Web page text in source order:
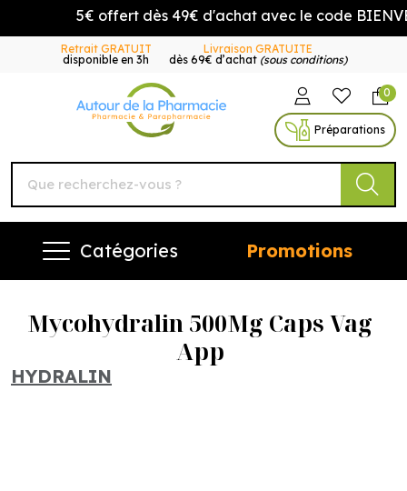
5€ offert dès 49€ d'achat avec le code
Retrait GRATUIT
disponible en 3h
Livraison GRATUITE
dès 69€ d’achat (sous conditions)
Autour de la Pharmacie
0
Préparations
Catégories Promotions
Mycohydralin 500Mg Caps Vag
App
HYDRALIN